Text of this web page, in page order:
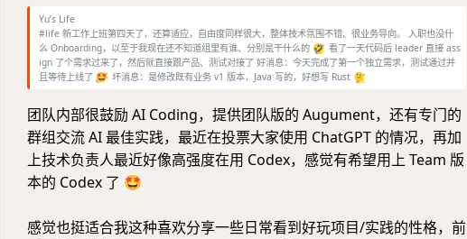
Yu’s Life
#life 新工作上班第四天了，还算适应，自由度同样很大，整体技术氛围不错、很业务导向。 入职也没什
么 Onboarding，以至于我现在还不知道组里有谁、分别是干什么的 🤣 看了一天代码后 leader 直接 ass
ign 了个需求过来了，然后就直接跟产品、测试对接了 好消息：今天完成了第一个独立需求，测试通过并
且等待上线了 🤩 坏消息：是修改既有业务 v1 版本，Java 写的，好想写 Rust 🫠
团队内部很鼓励 AI Coding，提供团队版的 Augument，还有专门的
群组交流 AI 最佳实践，最近在投票大家使用 ChatGPT 的情况，再加
上技术负责人最近好像高强度在用 Codex，感觉有希望用上 Team 版
本的 Codex 了 🤩
感觉也挺适合我这种喜欢分享一些日常看到好玩项目/实践的性格，前